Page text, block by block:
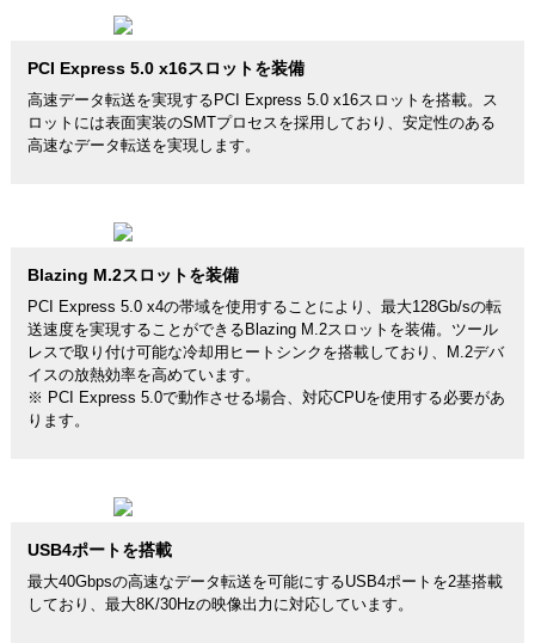
PCI Express 5.0 x16スロットを装備
高速データ転送を実現するPCI Express 5.0 x16スロットを搭載。ス
ロットには表面実装のSMTプロセスを採用しており、安定性のある
高速なデータ転送を実現します。
Blazing M.2スロットを装備
PCI Express 5.0 x4の帯域を使用することにより、最大128Gb/sの転
送速度を実現することができるBlazing M.2スロットを装備。ツール
レスで取り付け可能な冷却用ヒートシンクを搭載しており、M.2デバ
イスの放熱効率を高めています。
※ PCI Express 5.0で動作させる場合、対応CPUを使用する必要があ
ります。
USB4ポートを搭載
最大40Gbpsの高速なデータ転送を可能にするUSB4ポートを2基搭載
しており、最大8K/30Hzの映像出力に対応しています。